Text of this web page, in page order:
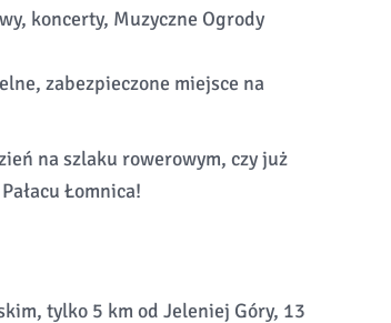
koncerty, Muzyczne Ogrody
zabezpieczone miejsce na
na szlaku rowerowym, czy już
Łomnica!
tylko 5 km od Jeleniej Góry, 13